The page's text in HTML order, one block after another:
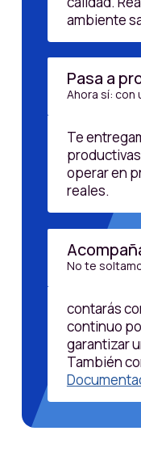
ambiente
Pasa a
Ahora sí: con
Te
operar en
reales.
No te
contarás
continuo
garantizar
También